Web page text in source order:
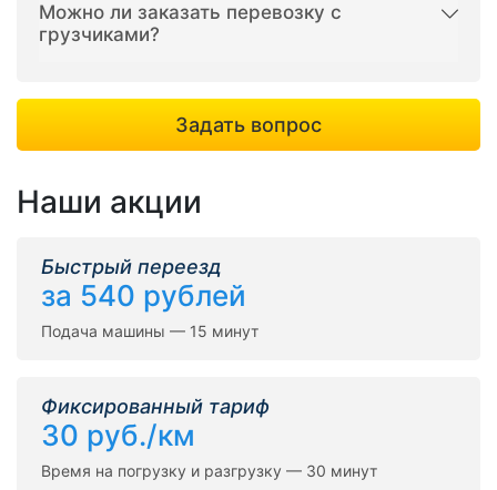
Можно ли заказать перевозку с
грузчиками?
Задать вопрос
Наши акции
Быстрый переезд
за 540 рублей
Подача машины — 15 минут
Фиксированный тариф
30 руб./км
Время на погрузку и разгрузку — 30 минут